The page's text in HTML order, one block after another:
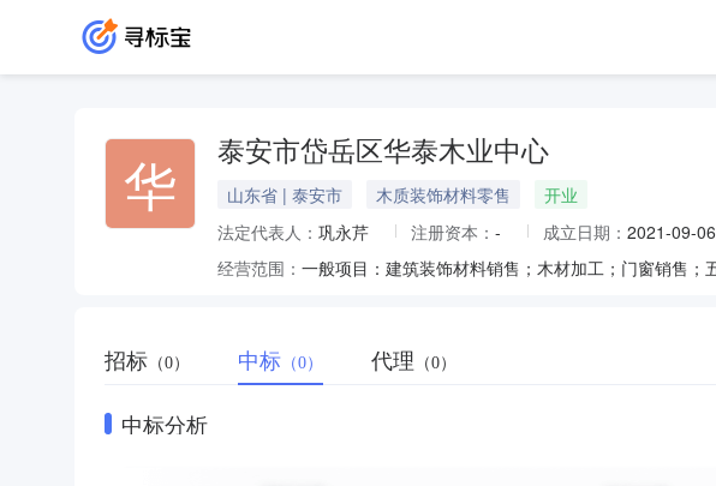
华 泰安市岱岳区华泰木业中心
山东省 | 泰安市 木质装饰材料零售
开业
法定代表人： 巩永芹 注册资本： - 成立日期： 2021-09-06
经营范围：
招标 （0） 中标 （0） 代理 （0）
中标分析